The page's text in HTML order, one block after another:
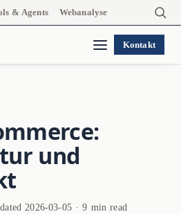
& Agents Webanalyse
Kontakt
und
2026-03-05 · 9 min read